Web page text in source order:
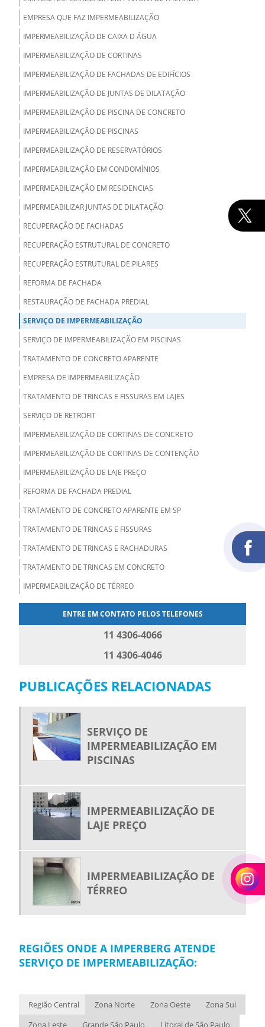
EMPRESA QUE FAZ IMPERMEABILIZAÇÃO
IMPERMEABILIZAÇÃO DE CAIXA D ÁGUA
IMPERMEABILIZAÇÃO DE CORTINAS
IMPERMEABILIZAÇÃO DE FACHADAS DE EDIFÍCIOS
IMPERMEABILIZAÇÃO DE JUNTAS DE DILATAÇÃO
IMPERMEABILIZAÇÃO DE PISCINA DE CONCRETO
IMPERMEABILIZAÇÃO DE PISCINAS
IMPERMEABILIZAÇÃO DE RESERVATÓRIOS
IMPERMEABILIZAÇÃO EM CONDOMÍNIOS
IMPERMEABILIZAÇÃO EM RESIDENCIAS
IMPERMEABILIZAR JUNTAS DE DILATAÇÃO
RECUPERAÇÃO DE FACHADAS
RECUPERAÇÃO ESTRUTURAL DE CONCRETO
RECUPERAÇÃO ESTRUTURAL DE PILARES
REFORMA DE FACHADA
RESTAURAÇÃO DE FACHADA PREDIAL
SERVIÇO DE IMPERMEABILIZAÇÃO
SERVIÇO DE IMPERMEABILIZAÇÃO EM PISCINAS
TRATAMENTO DE CONCRETO APARENTE
EMPRESA DE IMPERMEABILIZAÇÃO
TRATAMENTO DE TRINCAS E FISSURAS EM LAJES
SERVIÇO DE RETROFIT
IMPERMEABILIZAÇÃO DE CORTINAS DE CONCRETO
IMPERMEABILIZAÇÃO DE CORTINAS DE CONTENÇÃO
IMPERMEABILIZAÇÃO DE LAJE PREÇO
REFORMA DE FACHADA PREDIAL
TRATAMENTO DE CONCRETO APARENTE EM SP
TRATAMENTO DE TRINCAS E FISSURAS
TRATAMENTO DE TRINCAS E RACHADURAS
TRATAMENTO DE TRINCAS EM CONCRETO
IMPERMEABILIZAÇÃO DE TÉRREO
ENTRE EM CONTATO PELOS TELEFONES
11 4306-4066
11 4306-4046
PUBLICAÇÕES RELACIONADAS
SERVIÇO DE
IMPERMEABILIZAÇÃO EM
PISCINAS
IMPERMEABILIZAÇÃO DE
LAJE PREÇO
IMPERMEABILIZAÇÃO DE
TÉRREO
REGIÕES ONDE A IMPERBERG ATENDE
SERVIÇO DE IMPERMEABILIZAÇÃO:
Região Central Zona Norte Zona Oeste
Zona Sul
Zona Leste
Grande São Paulo Litoral de São Paulo